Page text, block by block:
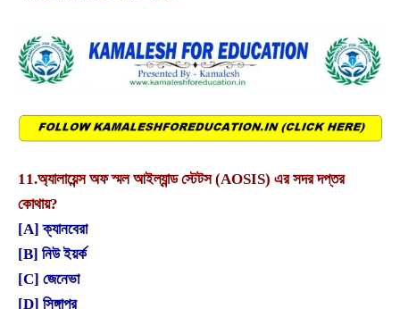
11.অ্যালায়েন্স অফ স্মল আইল্যান্ড স্টেটস (AOSIS) এর সদর দপ্তর
কোথায়?
[A] ক্যানবেরা
[B] নিউ ইয়র্ক
[C] জেনেভা
[D] সিঙ্গাপুর